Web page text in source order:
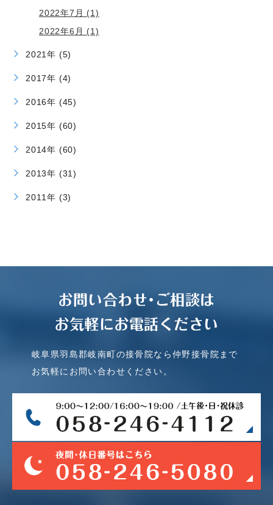
2022年7月 (1)
2022年6月 (1)
2021年 (5)
2017年 (4)
2016年 (45)
2015年 (60)
2014年 (60)
2013年 (31)
2011年 (3)
お問い合わせ･ご相談は
お気軽にお電話ください
岐阜県羽島郡岐南町の接骨院なら仲野接骨院まで
お気軽にお問い合わせください。